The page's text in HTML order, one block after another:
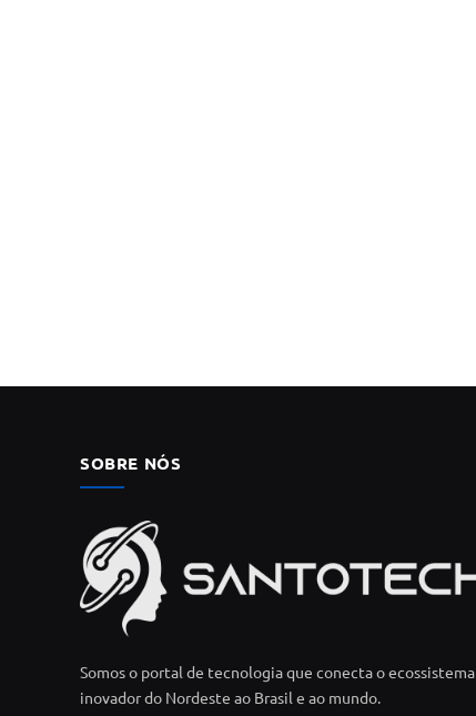
SOBRE NÓS
Somos o portal de tecnologia que conecta o ecossistema
inovador do Nordeste ao Brasil e ao mundo.